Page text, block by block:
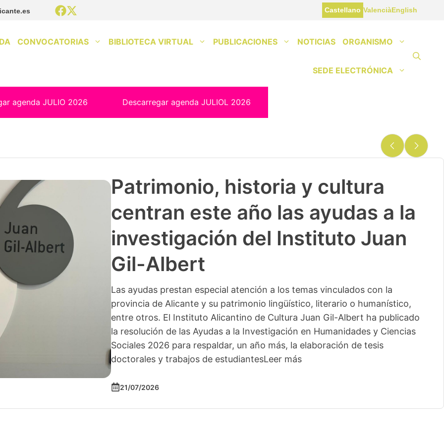
Castellano ValenciàEnglish
CONVOCATORIAS BIBLIOTECA VIRTUAL PUBLICACIONES NOTICIAS ORGANISMO
SEDE ELECTRÓNICA
agenda JULIO 2026 Descarregar agenda JULIOL 2026
Patrimonio, historia y cultura
centran este año las ayudas a la
investigación del Instituto Juan
Gil-Albert
Las ayudas prestan especial atención a los temas vinculados con la
provincia de Alicante y su patrimonio lingüístico, literario o humanístico,
entre otros. El Instituto Alicantino de Cultura Juan Gil-Albert ha publicado
la resolución de las Ayudas a la Investigación en Humanidades y Ciencias
Sociales 2026 para respaldar, un año más, la elaboración de tesis
doctorales y trabajos de estudiantesLeer más
21/07/2026